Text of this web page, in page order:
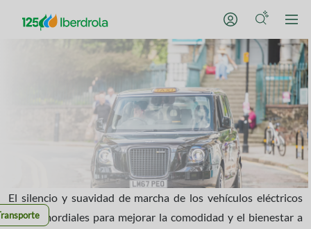
El silencio y suavidad de marcha de los vehículos eléctricos
son primordiales para mejorar la comodidad y el bienestar a